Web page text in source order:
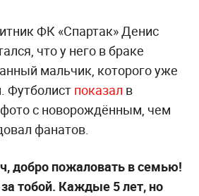
ФК «Спартак» Денис
что у него в браке
мальчик, которого уже
Футболист показал в
с новорождённым, чем
фанатов.
добро пожаловать в семью!
тобой. Каждые 5 лет, но